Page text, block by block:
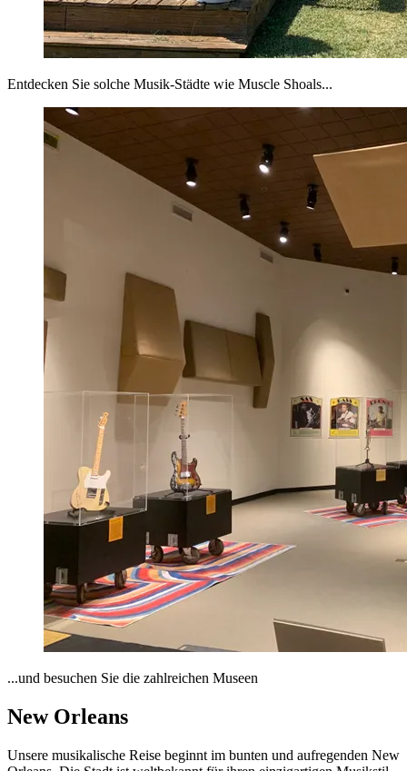
Entdecken Sie solche Musik-Städte wie Muscle Shoals...
...und besuchen Sie die zahlreichen Museen
New Orleans
Unsere musikalische Reise beginnt im bunten und aufregenden New